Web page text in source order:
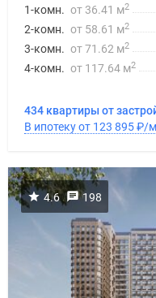
1-комн. от 36.41 м2
2-комн. от 58.61 м2
3-комн. от 71.62 м2
4-комн. от 117.64 м2
434 квартиры от
В ипотеку от 123 895₽/
4.6 198